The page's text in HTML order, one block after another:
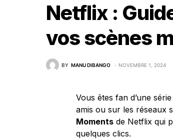
Netflix :
vos scènes
BY MANU DIBANGO NOVEMBRE 1, 2024
Vous êtes fan d’une
amis ou sur les réseaux
Moments de Netflix qui
quelques clics.